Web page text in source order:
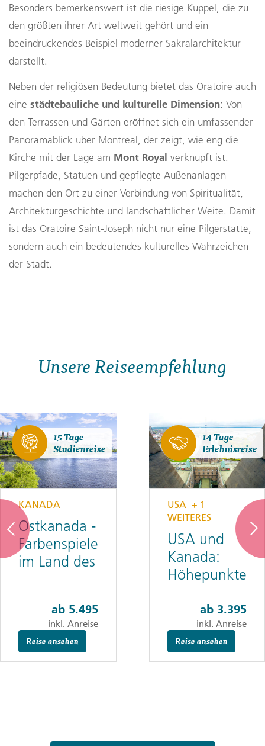
Besonders bemerkenswert ist die riesige Kuppel, die zu
den größten ihrer Art weltweit gehört und ein
beeindruckendes Beispiel moderner Sakralarchitektur
darstellt.
Neben der religiösen Bedeutung bietet das Oratoire auch
eine städtebauliche und kulturelle Dimension: Von
den Terrassen und Gärten eröffnet sich ein umfassender
Panoramablick über Montreal, der zeigt, wie eng die
Kirche mit der Lage am Mont Royal verknüpft ist.
Pilgerpfade, Statuen und gepflegte Außenanlagen
machen den Ort zu einer Verbindung von Spiritualität,
Architekturgeschichte und landschaftlicher Weite. Damit
ist das Oratoire Saint-Joseph nicht nur eine Pilgerstätte,
sondern auch ein bedeutendes kulturelles Wahrzeichen
der Stadt.
Unsere Reiseempfehlung
15 Tage
Studienreise
KANADA
Ostkanada -
Farbenspiele
im Land des
Reise ansehen
ab 5.495
inkl. Anreise
14 Tage
Erlebnisreise
USA + 1
WEITERES
USA und
Kanada:
Höhepunkte
Ostküste
Reise ansehen
ab 3.395
inkl. Anreise